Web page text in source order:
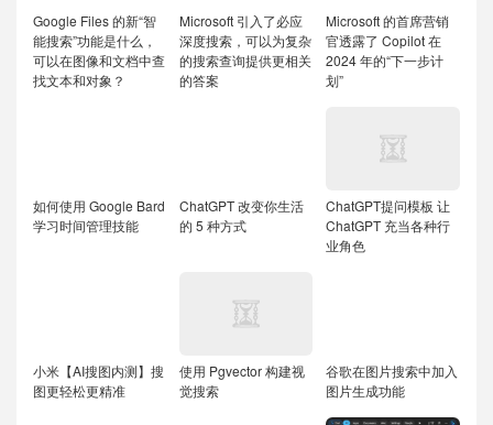
Google Files 的新“智
能搜索”功能是什么，
可以在图像和文档中查
找文本和对象？
Microsoft 引入了必应
深度搜索，可以为复杂
的搜索查询提供更相关
的答案
Microsoft 的首席营销
官透露了 Copilot 在
2024 年的“下一步计
划”
如何使用 Google Bard
学习时间管理技能
ChatGPT 改变你生活
的 5 种方式
ChatGPT提问模板 让
ChatGPT 充当各种行
业角色
小米【AI搜图内测】搜
图更轻松更精准
使用 Pgvector 构建视
觉搜索
谷歌在图片搜索中加入
图片生成功能